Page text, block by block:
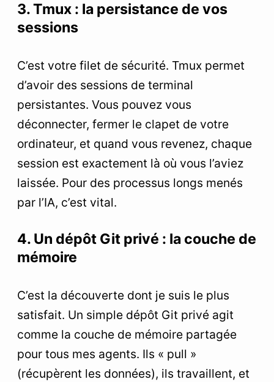
3. Tmux : la persistance de vos
sessions
C’est votre filet de sécurité. Tmux permet
d’avoir des sessions de terminal
persistantes. Vous pouvez vous
déconnecter, fermer le clapet de votre
ordinateur, et quand vous revenez, chaque
session est exactement là où vous l’aviez
laissée. Pour des processus longs menés
par l’IA, c’est vital.
4. Un dépôt Git privé : la couche de
mémoire
C’est la découverte dont je suis le plus
satisfait. Un simple dépôt Git privé agit
comme la couche de mémoire partagée
pour tous mes agents. Ils « pull »
(récupèrent les données), ils travaillent, et